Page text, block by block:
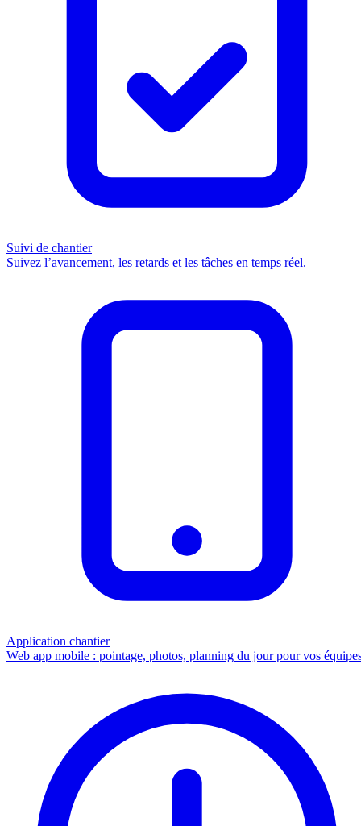
Suivi de chantier
Suivez l’avancement, les retards et les tâches en temps réel.
Application chantier
Web app mobile : pointage, photos, planning du jour pour vos